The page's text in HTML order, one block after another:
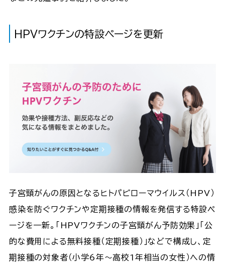
HPVワクチンの特設ページを更新
子宮頸がんの原因となるヒトパピローマウイルス（HPV）
感染を防ぐワクチンや定期接種の情報を発信する特設ペ
ージを一新。「HPVワクチンの子宮頸がん予防効果」「公
的な費用による無料接種（定期接種）」などで構成し、定
期接種の対象者（小学6年～高校1年相当の女性）への情